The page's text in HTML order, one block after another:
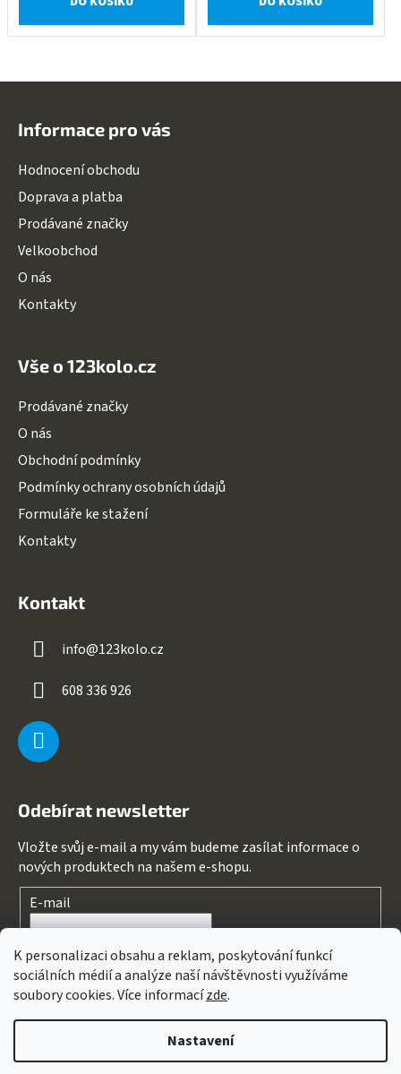
K personalizaci obsahu a reklam, poskytování funkcí
sociálních médií a analýze naší návštěvnosti využíváme
soubory cookies. Více informacízde.
Nastavení
Informace pro vás
Hodnocení obchodu
Doprava a platba
Prodávané značky
Velkoobchod
O nás
Kontakty
Vše o 123kolo.cz
Prodávané značky
O nás
Obchodní podmínky
Podmínky ochrany osobních údajů
Formuláře ke stažení
Kontakty
Kontakt
info@123kolo.cz
608 336 926
Odebírat newsletter
Vložte svůj e-mail a my vám budeme zasílat informace o
nových produktech na našem e-shopu.
E-mail
Souhlasím spodmínkami ochrany osobních údajů
PŘIHLÁSIT SE